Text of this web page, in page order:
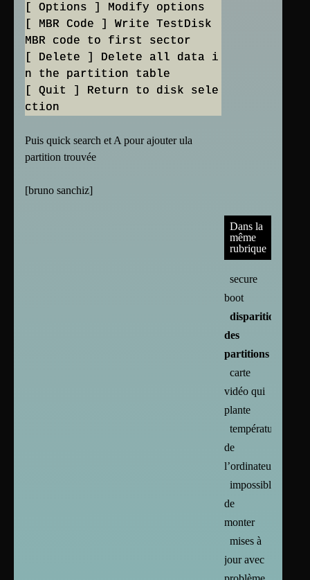
[ Options ] Modify options
[ MBR Code ] Write TestDisk
MBR code to first sector
[ Delete ] Delete all data i
n the partition table
[ Quit ] Return to disk sele
Puis quick search et A pour ajouter ula
partition trouvée
[bruno sanchiz]
Dans la
même
rubrique
secure
boot
disparition
des
partitions
carte
vidéo qui
plante
températures
de
l’ordinateur
impossible
de
monter
mises à
jour avec